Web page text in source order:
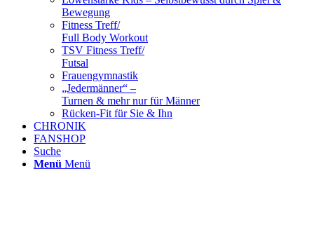
Bewegung
Fitness Treff/
Full Body Workout
TSV Fitness Treff/
Futsal
Frauengymnastik
„Jedermänner“ –
Turnen & mehr nur für Männer
Rücken-Fit für Sie & Ihn
CHRONIK
FANSHOP
Suche
Menü Menü